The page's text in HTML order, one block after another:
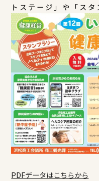
トステージ」や「スタ
PDFデータはこちらから